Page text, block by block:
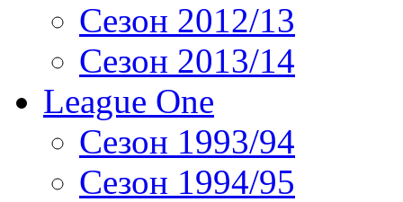
Сезон 2012/13
Сезон 2013/14
League One
Сезон 1993/94
Сезон 1994/95